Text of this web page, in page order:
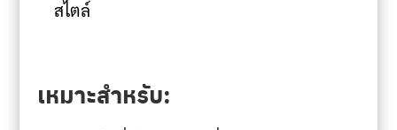
สไตล์
เหมาะสำหรับ: